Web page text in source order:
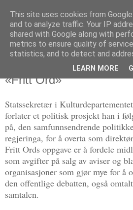
Politikus
mandag 2. juni 2014
Makta og
«Fritt Ord»
Statssekretær i
forlater et politisk prosjekt han i
på, den samfunnsendrende
regjeringa, for å overta som
Fritt Ords oppgave er å fordele
som avgifter på salg av aviser og
organisasjoner som gjør mye for å
den offentlige debatten, også
samtalen.
This site uses cookies from
and to analyze traffic. Your IP
shared with Google along with
metrics to ensure quality of
statistics, and to detect and
LEARN MORE